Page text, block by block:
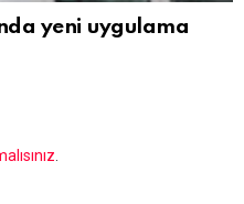
yeni uygulama
.